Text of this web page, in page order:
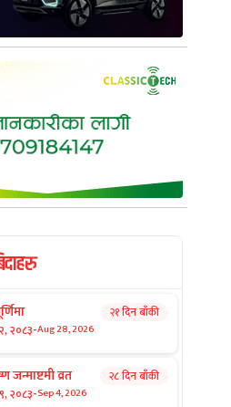
२०८३-Aug 28, 2026
२१ दिन बाँकी
जन्माष्टमी व्रत
२०८३-Sep 4, 2026
२८ दिन बाँकी